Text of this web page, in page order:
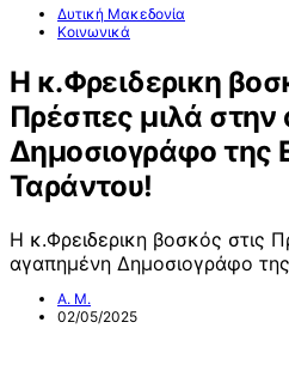
Δυτική Μακεδονία
Κοινωνικά
Η κ.Φρειδερικη
Πρέσπες μιλά
Δημοσιογράφο της
Ταράντου!
Η κ.Φρειδερικη βοσκός στις
αγαπημένη Δημοσιογράφο
Α. Μ.
02/05/2025